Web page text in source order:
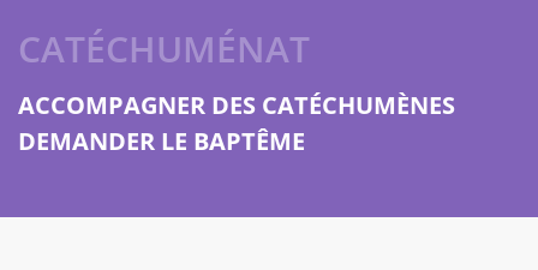
CATÉCHUMÉNAT
ACCOMPAGNER DES CATÉCHUMÈNES
DEMANDER LE BAPTÊME